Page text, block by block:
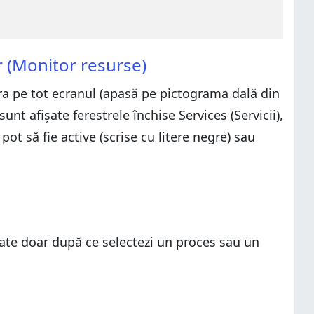
(Monitor resurse)
pe tot ecranul (apasă pe pictograma dală din
afișate ferestrele închise Services (Servicii),
să fie active (scrise cu litere negre) sau
doar după ce selectezi un proces sau un